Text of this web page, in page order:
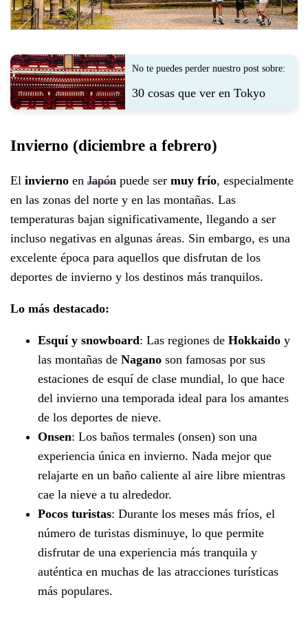
No te puedes perder nuestro post sobre:
30 cosas que ver en Tokyo
Invierno (diciembre a febrero)
El invierno en Japón puede ser muy frío, especialmente
en las zonas del norte y en las montañas. Las
temperaturas bajan significativamente, llegando a ser
incluso negativas en algunas áreas. Sin embargo, es una
excelente época para aquellos que disfrutan de los
deportes de invierno y los destinos más tranquilos.
Lo más destacado:
Esquí y snowboard: Las regiones de Hokkaido y
las montañas de Nagano son famosas por sus
estaciones de esquí de clase mundial, lo que hace
del invierno una temporada ideal para los amantes
de los deportes de nieve.
Onsen: Los baños termales (onsen) son una
experiencia única en invierno. Nada mejor que
relajarte en un baño caliente al aire libre mientras
cae la nieve a tu alrededor.
Pocos turistas: Durante los meses más fríos, el
número de turistas disminuye, lo que permite
disfrutar de una experiencia más tranquila y
auténtica en muchas de las atracciones turísticas
más populares.